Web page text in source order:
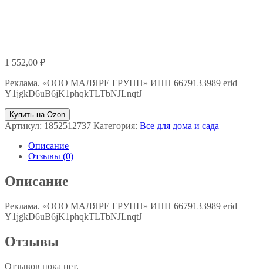
1 552,00 ₽
Реклама. «ООО МАЛЯРЕ ГРУПП» ИНН 6679133989 erid
Y1jgkD6uB6jK1phqkTLTbNJLnqtJ
Купить на Ozon
Артикул: 1852512737 Категория: Все для дома и сада
Описание
Отзывы (0)
Описание
Реклама. «ООО МАЛЯРЕ ГРУПП» ИНН 6679133989 erid
Y1jgkD6uB6jK1phqkTLTbNJLnqtJ
Отзывы
Отзывов пока нет.